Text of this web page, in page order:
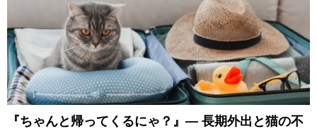
『ちゃんと帰ってくるにゃ？』— 長期外出と猫の不